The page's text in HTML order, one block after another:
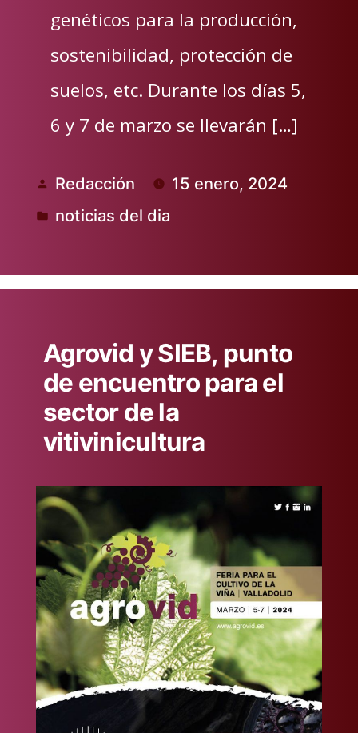
genéticos para la producción,
sostenibilidad, protección de
suelos, etc. Durante los días 5,
6 y 7 de marzo se llevarán […]
Publicado
por
Redacción 15 enero, 2024
Publicado
noticias del dia
Agrovid y SIEB, punto
de encuentro para el
sector de la
vitivinicultura